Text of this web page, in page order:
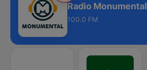
Radio Monumental
100.0 FM